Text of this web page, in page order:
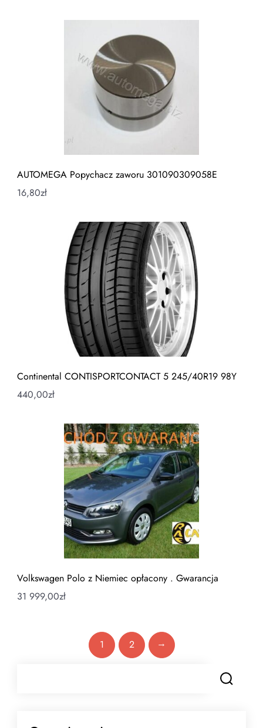
AUTOMEGA Popychacz zaworu 301090309058E
16,80zł
Continental CONTISPORTCONTACT 5 245/40R19 98Y
440,00zł
Volkswagen Polo z Niemiec opłacony . Gwarancja
31 999,00zł
1 2 →